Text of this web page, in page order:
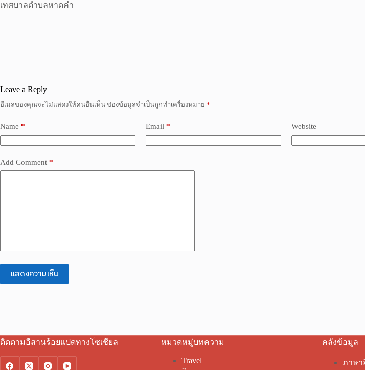
เทศบาลตำบลหาดคำ
Leave a Reply
อีเมลของคุณจะไม่แสดงให้คนอื่นเห็น ช่องข้อมูลจำเป็นถูกทำเครื่องหมาย *
Name * Email * Website
Add Comment *
แสดงความเห็น
ติดตามอีสานร้อยแปดทางโซเชียล หมวดหมู่บทความ
Travel
คลังข้อมูล
ภาษา